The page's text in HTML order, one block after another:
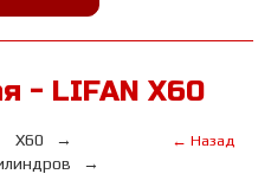
- LIFAN Х60
Х60
← Назад